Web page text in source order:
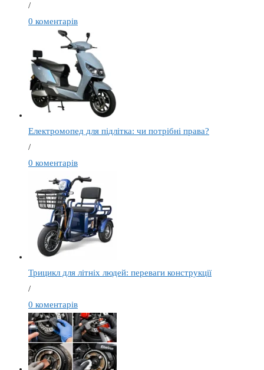
/
0 коментарів
Електромопед для підлітка: чи потрібні права?
/
0 коментарів
Трицикл для літніх людей: переваги конструкції
/
0 коментарів